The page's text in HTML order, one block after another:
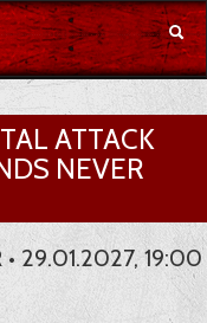
ATTACK
NEVER
• 29.01.2027, 19:00